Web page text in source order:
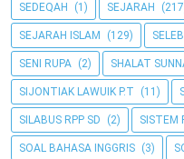
SEDEQAH (1) SEJARAH
SEJARAH ISLAM (129)
SENI RUPA (2) SHALAT
SIJONTIAK LAWUIK P.T (11)
SILABUS RPP SD (2) SISTEM
SOAL BAHASA INGGRIS (3)